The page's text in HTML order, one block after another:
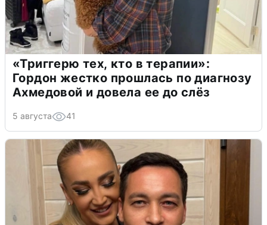
«Триггерю тех, кто в терапии»:
Гордон жестко прошлась по диагнозу
Ахмедовой и довела ее до слёз
5 августа 41